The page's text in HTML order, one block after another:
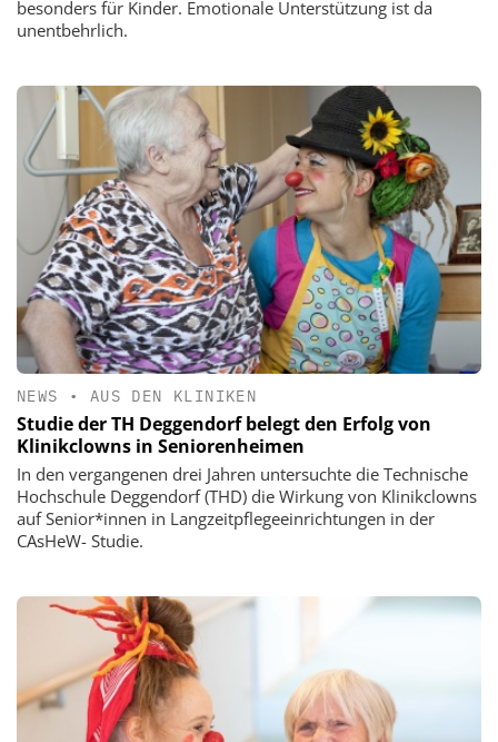
besonders für Kinder. Emotionale Unterstützung ist da
unentbehrlich.
NEWS • AUS DEN KLINIKEN
Studie der TH Deggendorf belegt den Erfolg von
Klinikclowns in Seniorenheimen
In den vergangenen drei Jahren untersuchte die Technische
Hochschule Deggendorf (THD) die Wirkung von Klinikclowns
auf Senior*innen in Langzeitpflegeeinrichtungen in der
CAsHeW- Studie.